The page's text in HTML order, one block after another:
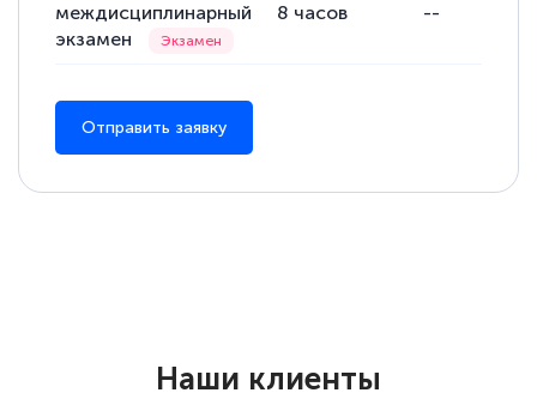
междисциплинарный
экзамен
8 часов --
Отправить заявку
Наши клиенты